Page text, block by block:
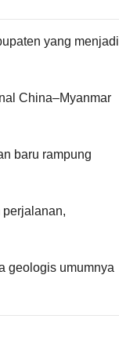
yang menjadi
China–Myanmar
baru rampung
perjalanan,
geologis umumnya